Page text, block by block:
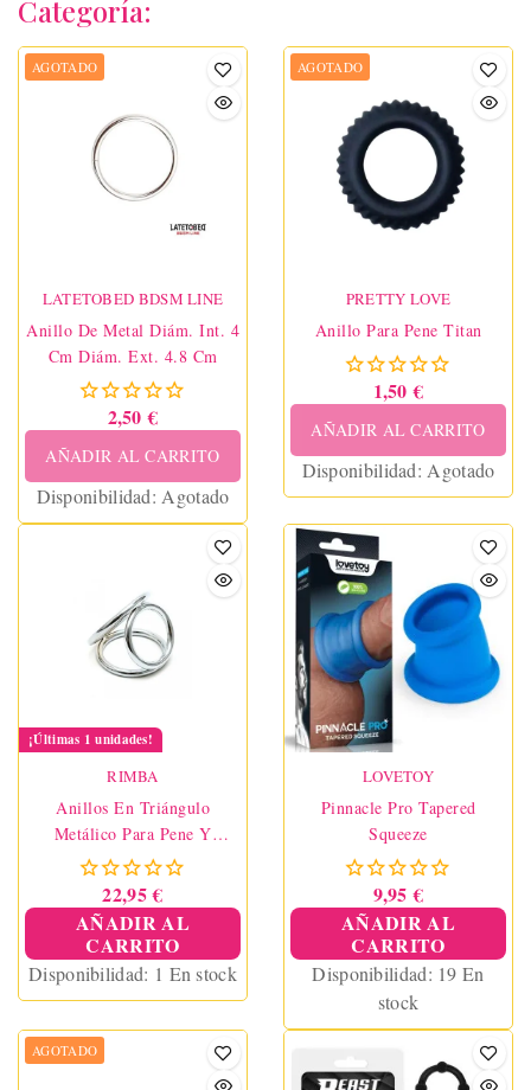
Categoría:
AGOTADO
LATETOBED BDSM LINE
Anillo De Metal Diám. Int. 4
Cm Diám. Ext. 4.8 Cm
2,50 €
AÑADIR AL CARRITO
Disponibilidad: Agotado
AGOTADO
PRETTY LOVE
Anillo Para Pene Titan
1,50 €
AÑADIR AL CARRITO
Disponibilidad: Agotado
¡Últimas 1 unidades!
RIMBA
Anillos En Triángulo
Metálico Para Pene Y
Testículos
22,95 €
AÑADIR AL
CARRITO
Disponibilidad: 1 En stock
LOVETOY
Pinnacle Pro Tapered
Squeeze
9,95 €
AÑADIR AL
CARRITO
Disponibilidad: 19 En
stock
AGOTADO